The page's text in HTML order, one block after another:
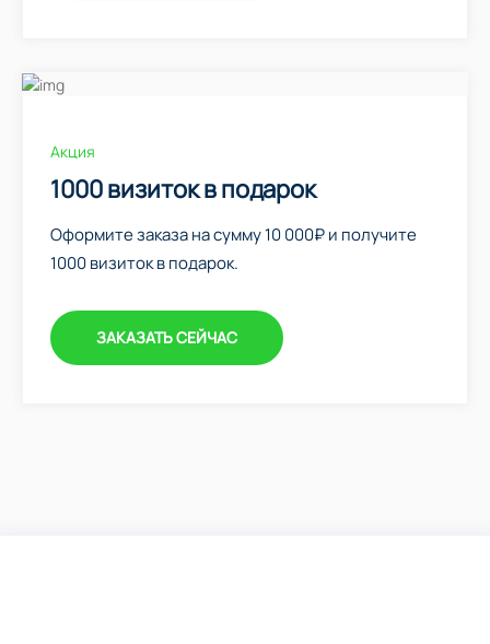
Акция
1000 визиток в подарок
Оформите заказа на сумму 10 000₽ и получите
1000 визиток в подарок.
ЗАКАЗАТЬ СЕЙЧАС